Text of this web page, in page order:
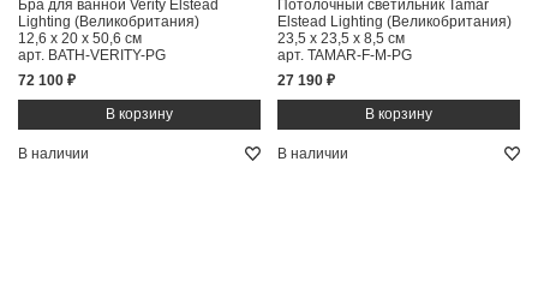
Бра для ванной Verity Elstead
Lighting (Великобритания)
12,6 x 20 x 50,6 см
арт. BATH-VERITY-PG
72 100 ₽
Потолочный светильник Tamar
Elstead Lighting (Великобритания)
23,5 x 23,5 x 8,5 см
арт. TAMAR-F-M-PG
27 190 ₽
В наличии В наличии